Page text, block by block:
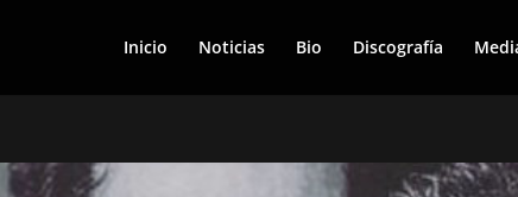
Inicio Noticias Bio Discografía